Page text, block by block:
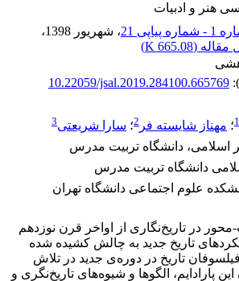
هنر و ادبیات
، شهریور 1398
،
مقاله (665.08 K
)
10.22059/jsal.2019.284100.665769
1؛ مهناز شایسته فر 2؛ سارا شریعتی3
اسلامی، دانشگاه تربیت مدرس
دانشگاه تربیت مدرس
علوم اجتماعی دانشگاه تهران
در تاریخ‌نگاری از اواخر قرن نوزدهم
تاریخ جدید به چالش کشیده شده
تاریخ در دوره‌ی جدید در تلاش
پارادایم، الگوها و شیوه‌های تاریخ‌نگری و